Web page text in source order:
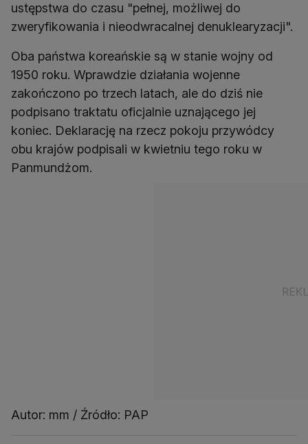
ustępstwa do czasu "pełnej, możliwej do
zweryfikowania i nieodwracalnej denuklearyzacji".
Oba państwa koreańskie są w stanie wojny od
1950 roku. Wprawdzie działania wojenne
zakończono po trzech latach, ale do dziś nie
podpisano traktatu oficjalnie uznającego jej
koniec. Deklarację na rzecz pokoju przywódcy
obu krajów podpisali w kwietniu tego roku w
Panmundżom.
Autor: mm / Źródło: PAP